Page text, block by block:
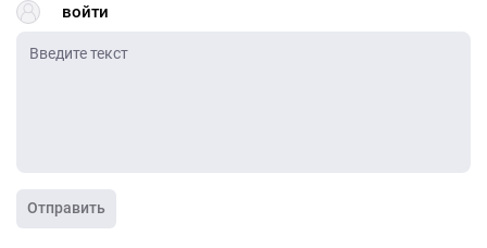
войти
Отправить